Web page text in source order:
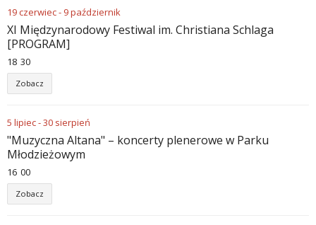
19czerwiec- 9październik
XI Międzynarodowy Festiwal im. Christiana Schlaga
[PROGRAM]
18 30
Zobacz
5 lipiec-30 sierpień
"Muzyczna Altana" – koncerty plenerowe w Parku
Młodzieżowym
16 00
Zobacz